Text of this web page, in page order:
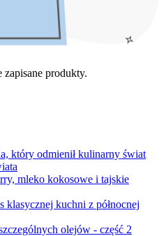
produkty.
który odmienił kulinarny świat
mleko kokosowe i tajskie
klasycznej kuchni z północnej
olejów - część 2